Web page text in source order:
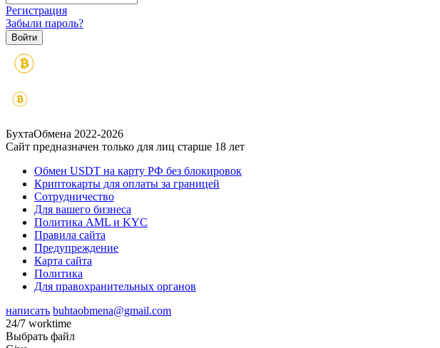
Регистрация
Забыли пароль?
БухтаОбмена 2022-2026
Сайт предназначен только для лиц старше 18 лет
Обмен USDT на карту РФ без блокировок
Криптокарты для оплаты за границей
Сотрудничество
Для вашего бизнеса
Политика AML и KYC
Правила сайта
Предупреждение
Карта сайта
Политика
Для правохранительных органов
написать buhtaobmena@gmail.com
24/7 worktime
Выбрать файл